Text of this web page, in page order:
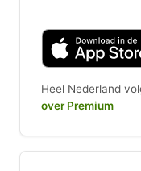
Heel Nederland
over Premium